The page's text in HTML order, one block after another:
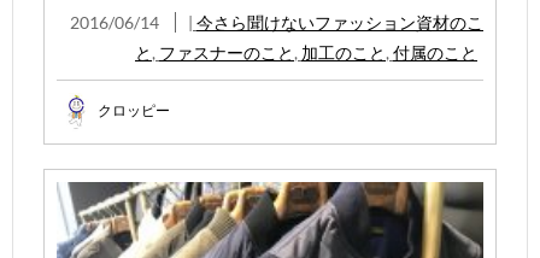
2016/06/14 | 今さら聞けないファッション資材のこ
と , ファスナーのこと , 加工のこと , 付属のこと
クロッピー